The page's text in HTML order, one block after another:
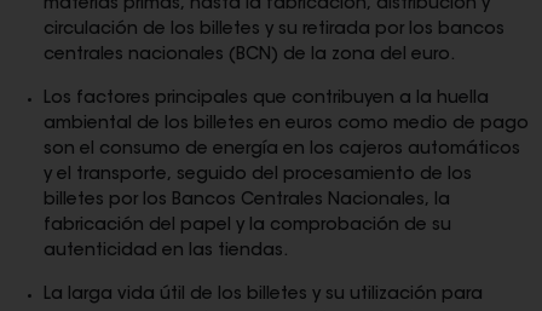
materias primas, hasta la fabricación, distribución y
circulación de los billetes y su retirada por los bancos
centrales nacionales (BCN) de la zona del euro.
Los factores principales que contribuyen a la huella
ambiental de los billetes en euros como medio de pago
son el consumo de energía en los cajeros automáticos
y el transporte, seguido del procesamiento de los
billetes por los Bancos Centrales Nacionales, la
fabricación del papel y la comprobación de su
autenticidad en las tiendas.
La larga vida útil de los billetes y su utilización para